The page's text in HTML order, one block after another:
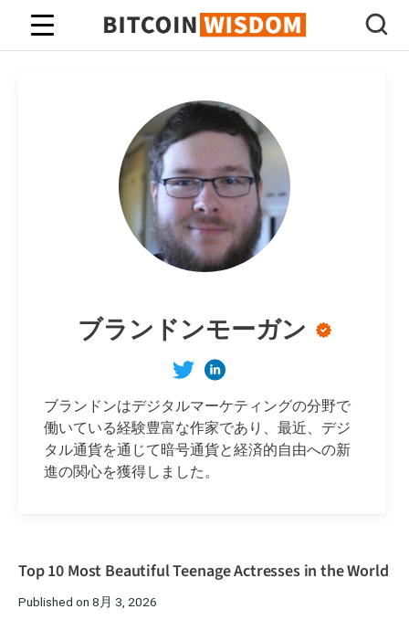
ビットコインの知恵
ブランドンモーガン
ブランドンはデジタルマーケティングの分野で
働いている経験豊富な作家であり、最近、デジ
タル通貨を通じて暗号通貨と経済的自由への新
進の関心を獲得しました。
Top 10 Most Beautiful Teenage Actresses in the World
Published on 8月 3, 2026